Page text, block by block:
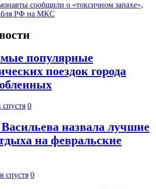
сообщили о «токсичном запахе»,
РФ на МКС
популярные
поездок города
спустя 0
назвала лучшие
на февральские
спустя 0